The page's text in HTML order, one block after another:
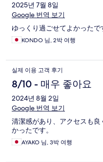
2025년 7월 8일
Google 번역 보기
ゆっくり過ごせてよかったで
KONDO 님, 2박 여행
실제 이용 고객 후기
8/10 - 매우 좋아요
2024년 8월 2일
Google 번역 보기
清潔感があり、アクセスも
かったです。
AYAKO 님, 3박 여행